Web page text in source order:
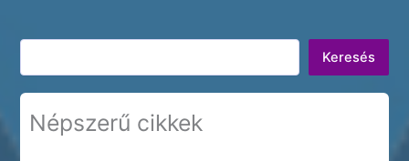
Keresés
Keresés
Népszerű cikkek